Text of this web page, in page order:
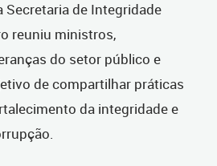
Secretaria de Integridade
reuniu ministros,
do setor público e
de compartilhar práticas
da integridade e